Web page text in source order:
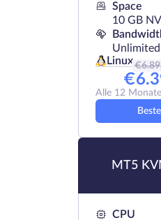
Space
10 GB
Unlimited
Linux€6.89
€
Alle 12
MT5
CPU